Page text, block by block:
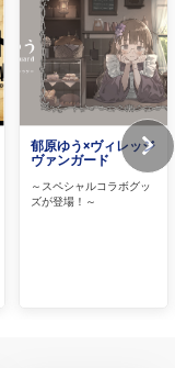
郁原ゆう×ヴィレッジ
ヴァンガード
～スペシャルコラボグッ
ズが登場！～